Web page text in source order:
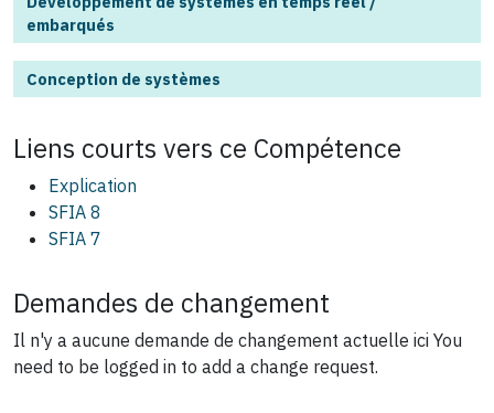
embarqués
Conception de systèmes
Liens courts vers ce Compétence
Explication
SFIA 8
SFIA 7
Demandes de changement
Il n'y a aucune demande de changement actuelle ici You
need to be logged in to add a change request.